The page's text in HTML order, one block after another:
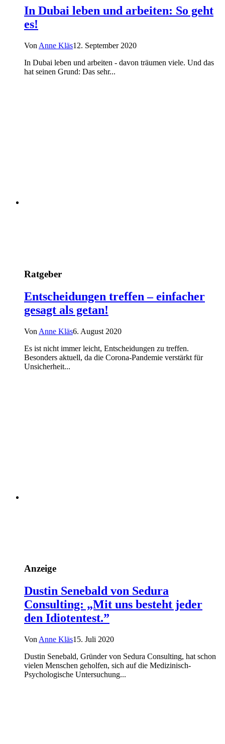
In Dubai leben und arbeiten: So geht
es!
Von Anne Kläs12. September 2020
In Dubai leben und arbeiten - davon träumen viele. Und das
hat seinen Grund: Das sehr...
Ratgeber
Entscheidungen treffen – einfacher
gesagt als getan!
Von Anne Kläs6. August 2020
Es ist nicht immer leicht, Entscheidungen zu treffen.
Besonders aktuell, da die Corona-Pandemie verstärkt für
Unsicherheit...
Anzeige
Dustin Senebald von Sedura
Consulting: „Mit uns besteht jeder
den Idiotentest.”
Von Anne Kläs15. Juli 2020
Dustin Senebald, Gründer von Sedura Consulting, hat schon
vielen Menschen geholfen, sich auf die Medizinisch-
Psychologische Untersuchung...